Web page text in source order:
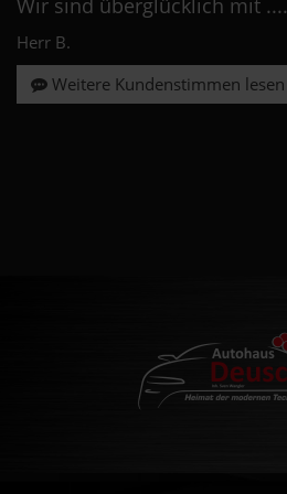
Wir sind überglücklich mit ....
Herr B.
Weitere Kundenstimmen lesen